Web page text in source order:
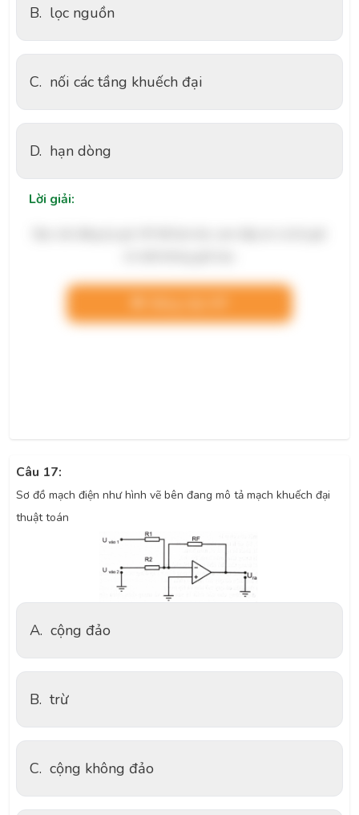
B. lọc nguồn
C. nối các tầng khuếch đại
D. hạn dòng
Lời giải:
Câu 17:
Sơ đồ mạch điện như hình vẽ bên đang mô tả mạch khuếch đại
thuật toán
A. cộng đảo
B. trừ
C. cộng không đảo